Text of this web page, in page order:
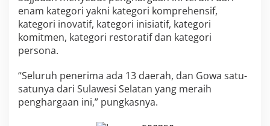
enam kategori yakni kategori komprehensif,
kategori inovatif, kategori inisiatif, kategori
komitmen, kategori restoratif dan kategori
persona.
“Seluruh penerima ada 13 daerah, dan Gowa satu-
satunya dari Sulawesi Selatan yang meraih
penghargaan ini,” pungkasnya.